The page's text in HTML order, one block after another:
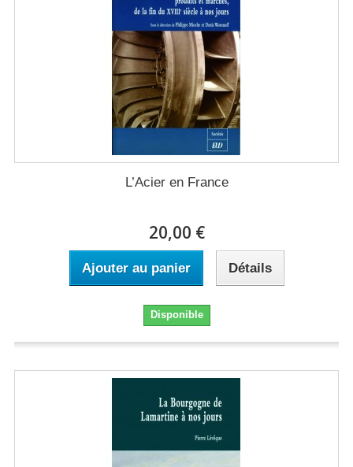
L’Acier en France
20,00 €
Ajouter au panier Détails
Disponible